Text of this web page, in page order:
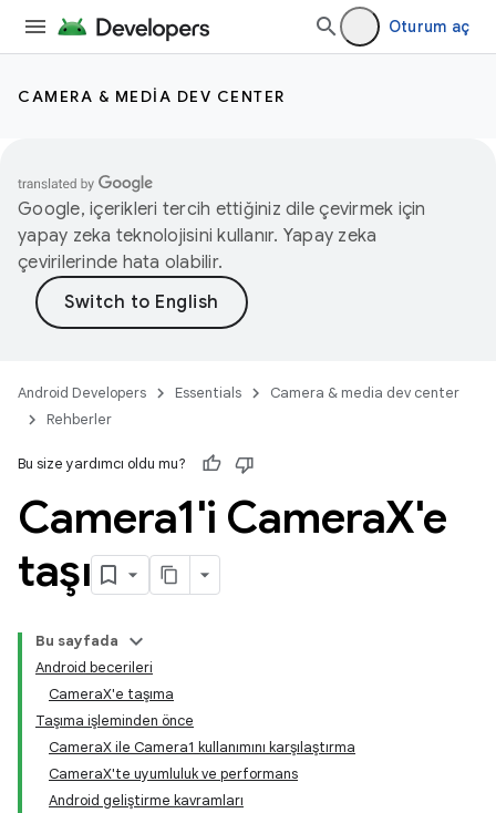
Oturum aç
CAMERA & MEDIA DEV CENTER
Google, içerikleri tercih ettiğiniz dile çevirmek için
yapay zeka teknolojisini kullanır. Yapay zeka
çevirilerinde hata olabilir.
Android Developers Essentials
Camera & media dev center
Rehberler
Bu size yardımcı oldu mu?
Camera1'i CameraX'e
taşı
Bu sayfada
Android becerileri
CameraX'e taşıma
Taşıma işleminden önce
CameraX ile Camera1 kullanımını karşılaştırma
CameraX'te uyumluluk ve performans
Android geliştirme kavramları